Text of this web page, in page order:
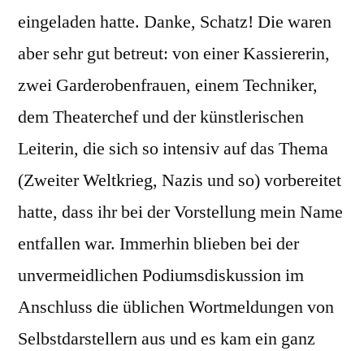
eingeladen hatte. Danke, Schatz! Die waren
aber sehr gut betreut: von einer Kassiererin,
zwei Garderobenfrauen, einem Techniker,
dem Theaterchef und der künstlerischen
Leiterin, die sich so intensiv auf das Thema
(Zweiter Weltkrieg, Nazis und so) vorbereitet
hatte, dass ihr bei der Vorstellung mein Name
entfallen war. Immerhin blieben bei der
unvermeidlichen Podiumsdiskussion im
Anschluss die üblichen Wortmeldungen von
Selbstdarstellern aus und es kam ein ganz